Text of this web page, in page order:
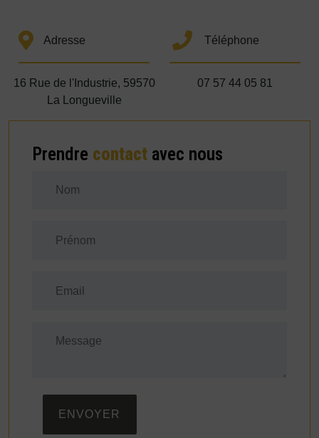
Adresse
16 Rue de l'Industrie, 59570
La Longueville
Téléphone
07 57 44 05 81
Prendre contact avec nous
ENVOYER